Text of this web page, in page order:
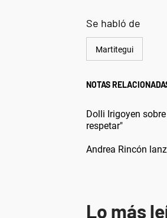
Se habló de
Martitegui
NOTAS
Dolli Irigoyen
respetar"
Andrea Rincón
Lo más